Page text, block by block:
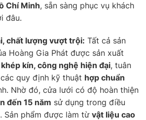
Chí Minh, sẵn sàng phục vụ khách
đâu.
chất lượng vượt trội: Tất cả sản
Hoàng Gia Phát được sản xuất
kín, công nghệ hiện đại, tuân
quy định kỹ thuật hợp chuẩn
Nhờ đó, cửa lưới có độ hoàn thiện
đến 15 năm sử dụng trong điều
Sản phẩm được làm từ vật liệu cao